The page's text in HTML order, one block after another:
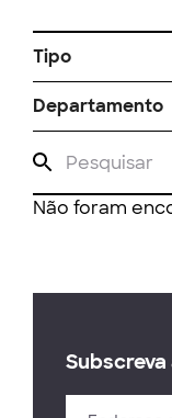
Tipo
Departamento
Não foram